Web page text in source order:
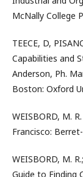
McNally College
TEECE, D,
Capabilities and
Anderson, Ph.
Boston: Oxford
WEISBORD, M.
Francisco:
WEISBORD, M.
Guide to Finding